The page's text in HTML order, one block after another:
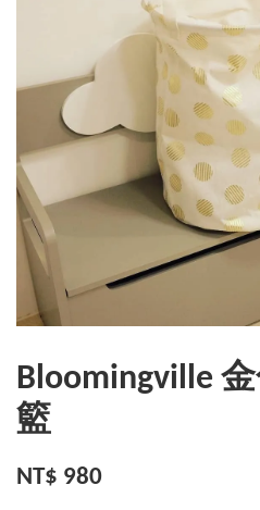
Bloomingville
籃
NT$ 980